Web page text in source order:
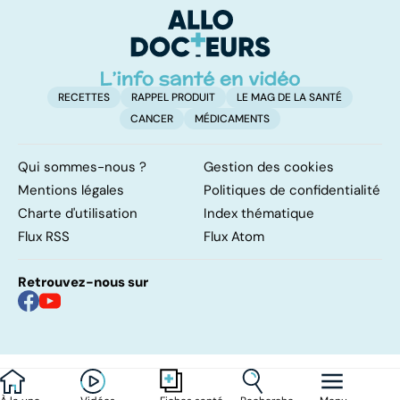
RECETTES RAPPEL PRODUIT
LE MAG DE LA SANTÉ
CANCER
MÉDICAMENTS
Qui sommes-nous ?
Gestion des cookies
Mentions légales
Politiques de confidentialité
Charte d'utilisation
Index thématique
Flux RSS
Flux Atom
Retrouvez-nous sur